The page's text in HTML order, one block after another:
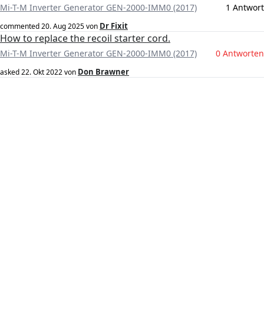
Mi-T-M Inverter Generator GEN-2000-IMM0 (2017) 1 Antwort
commented20. Aug 2025von Dr Fixit
How to replace the recoil starter cord.
Mi-T-M Inverter Generator GEN-2000-IMM0 (2017) 0 Antworten
asked22. Okt 2022von Don Brawner